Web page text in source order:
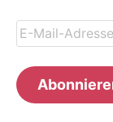
E-
Mail-
Adresse